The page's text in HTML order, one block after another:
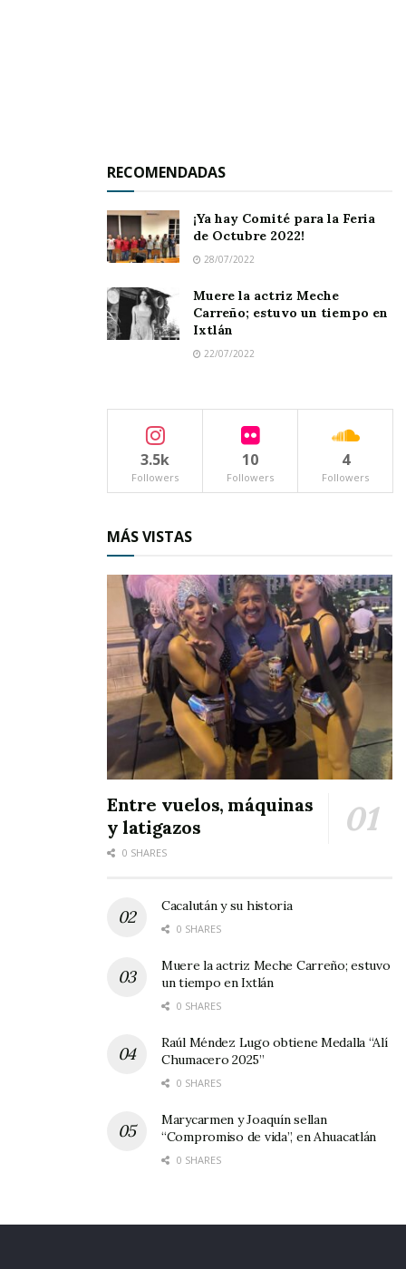
RECOMENDADAS
¡Ya hay Comité para la Feria
de Octubre 2022!
28/07/2022
Muere la actriz Meche
Carreño; estuvo un tiempo en
Ixtlán
22/07/2022
3.5k
Followers
10
Followers
4
Followers
MÁS VISTAS
Entre vuelos, máquinas
y latigazos
0 SHARES
Cacalután y su historia
0 SHARES
Muere la actriz Meche Carreño; estuvo
un tiempo en Ixtlán
0 SHARES
Raúl Méndez Lugo obtiene Medalla “Alí
Chumacero 2025”
0 SHARES
Marycarmen y Joaquín sellan
“Compromiso de vida”, en Ahuacatlán
0 SHARES